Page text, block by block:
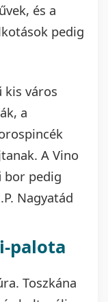
és a
pedig
kis város
a
A Vino
bor pedig
Nagyatád
palota
Toszkána